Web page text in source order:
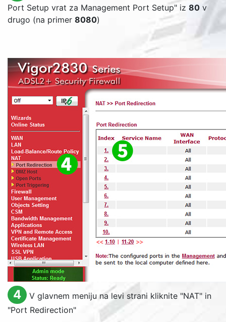
Port Setup vrat za Management Port Setup" iz 80 v
drugo (na primer 8080)
4 V glavnem meniju na levi strani kliknite "NAT" in
"Port Redirection"